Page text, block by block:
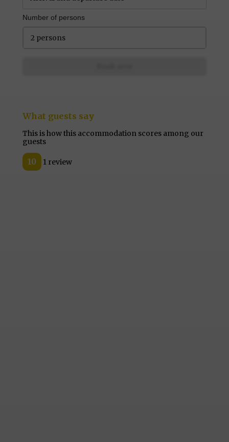
Number of persons
2 persons
What guests say
This is how this accommodation scores among our
guests
10 1 review